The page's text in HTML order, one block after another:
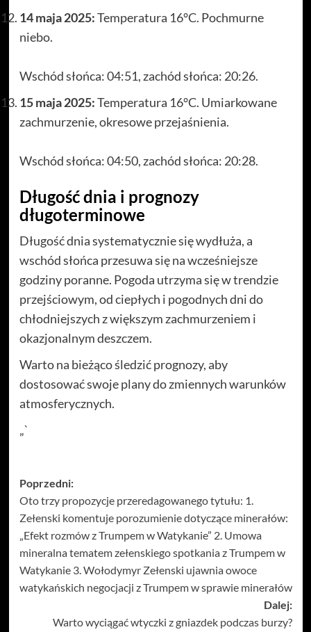
14 maja 2025:Temperatura 16°C. Pochmurne
niebo.
Wschód słońca: 04:51, zachód słońca: 20:26.
15 maja 2025:Temperatura 16°C. Umiarkowane
zachmurzenie, okresowe przejaśnienia.
Wschód słońca: 04:50, zachód słońca: 20:28.
Długość dnia i prognozy
długoterminowe
Długość dnia systematycznie się wydłuża, a
wschód słońca przesuwa się na wcześniejsze
godziny poranne. Pogoda utrzyma się w trendzie
przejściowym, od ciepłych i pogodnych dni do
chłodniejszych z większym zachmurzeniem i
okazjonalnym deszczem.
Warto na bieżąco śledzić prognozy, aby
dostosować swoje plany do zmiennych warunków
atmosferycznych.
„`
Zobacz
wpisy
Poprzedni:
Oto trzy propozycje przeredagowanego tytułu: 1.
Zełenski komentuje porozumienie dotyczące minerałów:
„Efekt rozmów z Trumpem w Watykanie” 2. Umowa
mineralna tematem zełenskiego spotkania z Trumpem w
Watykanie 3. Wołodymyr Zełenski ujawnia owoce
watykańskich negocjacji z Trumpem w sprawie minerałów
Dalej:
Warto wyciągać wtyczki z gniazdek podczas burzy?